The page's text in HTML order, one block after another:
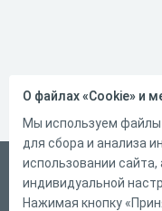
Русский
Справка
О файлах «Cookie» и
Мы используем файлы
для сбора и анализа
использовании
индивидуальной
Нажимая кнопку